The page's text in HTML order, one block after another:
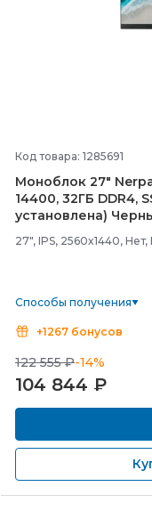
Код товара: 1285691
Моноблок 27"
14400, 32ГБ DDR4,
установлена)
27", IPS, 2560x1440,
Способы получения
+1267 бонусов
122 555 ₽-14%
104 844 ₽